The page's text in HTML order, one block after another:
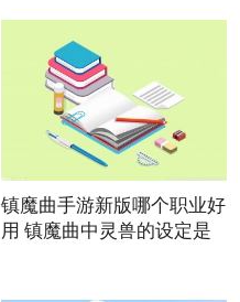
镇魔曲手游新版哪个职业好
用 镇魔曲中灵兽的设定是